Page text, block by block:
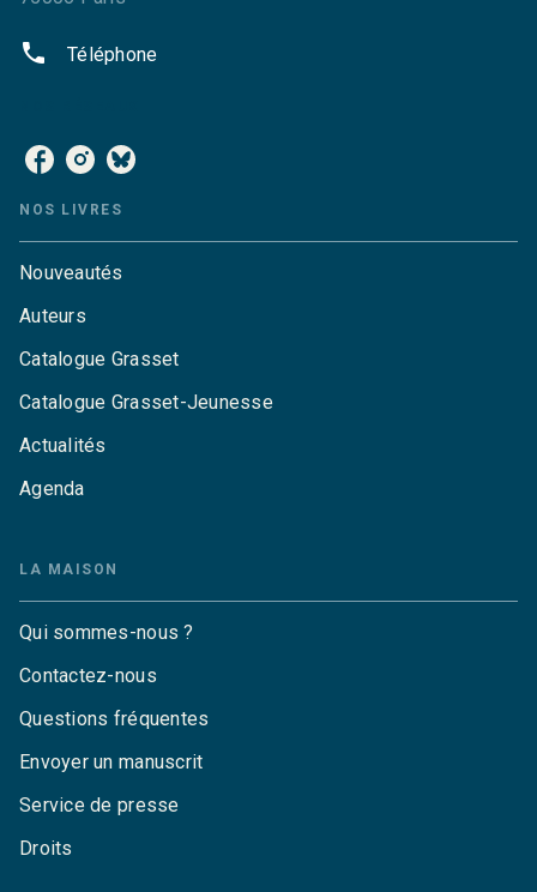
phone Téléphone
NOS LIVRES
Nouveautés
Auteurs
Catalogue Grasset
Catalogue Grasset-Jeunesse
Actualités
Agenda
LA MAISON
Qui sommes-nous ?
Contactez-nous
Questions fréquentes
Envoyer un manuscrit
Service de presse
Droits